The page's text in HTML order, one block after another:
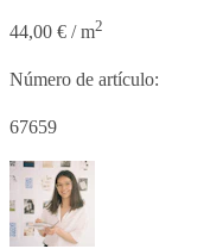
44,00 € / m2
Número de artículo:
67659